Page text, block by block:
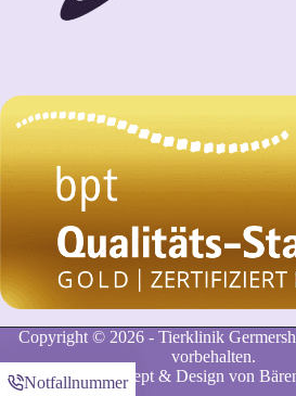
Copyright © 2026 - Tierklinik
vorbehalten.
Konzept & Design von
Notfallnummer